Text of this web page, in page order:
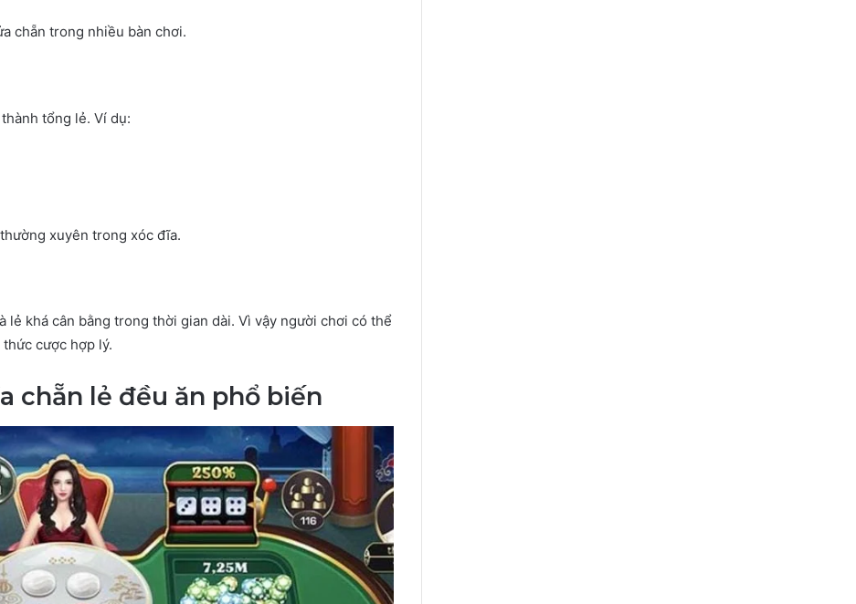
chẵn trong nhiều bàn chơi.
tổng lẻ. Ví dụ:
xuyên trong xóc đĩa.
lẻ khá cân bằng trong thời gian dài. Vì vậy người chơi có thể
cược hợp lý.
chẵn lẻ đều ăn phổ biến